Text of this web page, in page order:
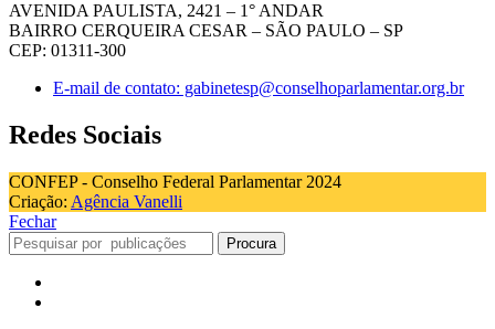
AVENIDA PAULISTA, 2421 – 1° ANDAR
BAIRRO CERQUEIRA CESAR – SÃO PAULO – SP
CEP: 01311-300
E-mail de contato: gabinetesp@conselhoparlamentar.org.br
Redes Sociais
CONFEP - Conselho Federal Parlamentar 2024
Criação: Agência Vanelli
Fechar
Procura